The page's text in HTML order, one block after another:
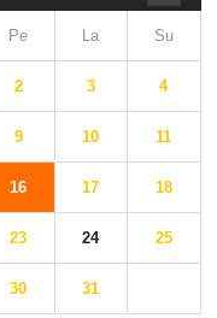
Pe La Su
2 3 4
9 10 11
16 17 18
23 24 25
30 31